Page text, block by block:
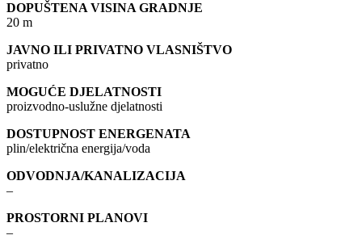
DOPUŠTENA VISINA GRADNJE
20 m
JAVNO ILI PRIVATNO VLASNIŠTVO
privatno
MOGUĆE DJELATNOSTI
proizvodno-uslužne djelatnosti
DOSTUPNOST ENERGENATA
plin/električna energija/voda
ODVODNJA/KANALIZACIJA
–
PROSTORNI PLANOVI
–